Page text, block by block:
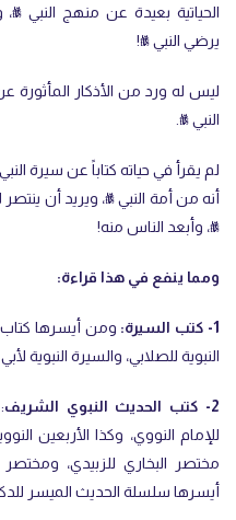
الحياتية بعيدة عن منهج النبي
يرضي النبي ﷺ!
ليس له ورد من الأذكار المأثورة
النبي ﷺ.
لم يقرأ في حياته كتاباً عن سيرة
أنه من أمة النبي ﷺ، ويريد أن
ﷺ، وأبعد الناس منه!
ومما ينفع في هذا قراءة:
1- كتب السيرة:
ومن أيسرها كتاب
النبوية للصلابي، والسيرة النبوية
2- كتب الحديث النبوي الشريف
للإمام النووي، وكذا الأربعين
مختصر البخاري للزبيدي،
أيسرها سلسلة الحديث الميسر